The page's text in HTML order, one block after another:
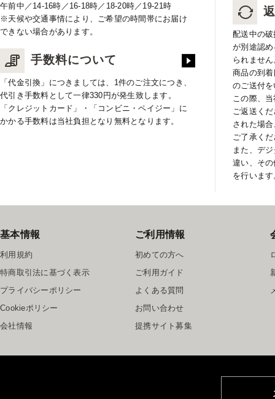
午前中／14-16時／16-18時／18-20時／19-21時
※天候や交通事情により、ご希望の時間帯にお届け
できない場合があります。
手数料について
「代金引換」につきましては、1件のご注文につき、
代引き手数料として一律330円が発生致します。
「クレジットカード」・「コンビニ・ペイジー」に
かかる手数料は当社負担となり無料となります。
配送中の
が別途認
られません
商品の到
のご送付
この際、
ご返送く
された場
ご了承く
また、デ
違い、そ
を行います
基本情報
利用規約
特商取引法に基づく表示
プライバシーポリシー
Cookieポリシー
会社情報
ご利用情報
初めての方へ
ご利用ガイド
よくある質問
お問い合わせ
提携サイト募集